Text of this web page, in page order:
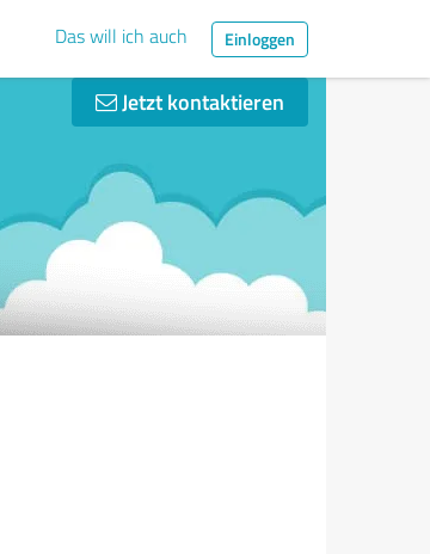
Das will ich auch Einloggen
Jetzt kontaktieren